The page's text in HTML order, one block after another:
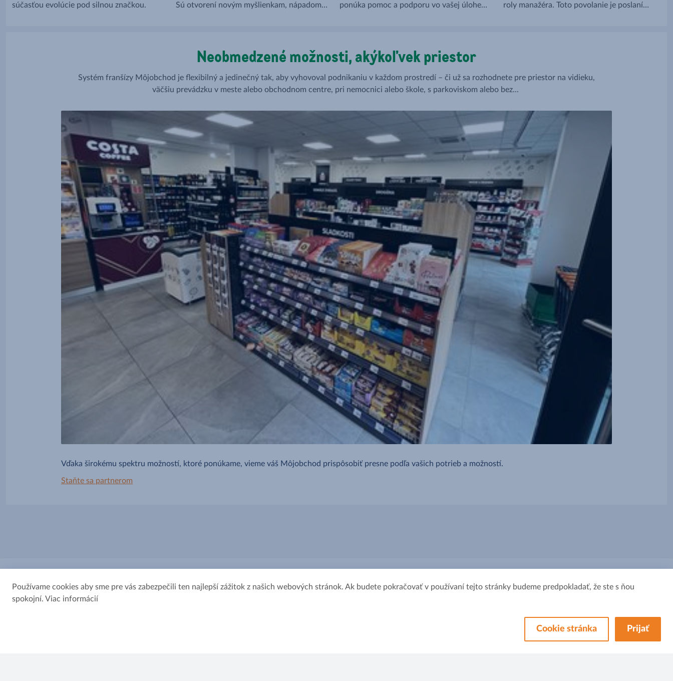
súčasťou evolúcie pod silnou značkou.
Sú otvorení novým myšlienkam, nápadom a
ponúka pomoc a podporu vo vašej úlohe
roly manažéra. Toto povolanie je poslaním
Neobmedzené možnosti, akýkoľvek priestor
Systém franšízy Môjobchod je flexibilný a jedinečný tak, aby vyhovoval podnikaniu v každom prostredí – či už sa rozhodnete pre priestor na vidieku,
väčšiu prevádzku v meste alebo obchodnom centre, pri nemocnici alebo škole, s parkoviskom alebo bez...
Vďaka širokému spektru možností, ktoré ponúkame, vieme váš Môjobchod prispôsobiť presne podľa vašich potrieb a možností.
Staňte sa partnerom
Sledujte nás
Používame cookies aby sme pre vás zabezpečili ten najlepší zážitok z našich webových stránok. Ak budete pokračovať v používaní tejto stránky budeme predpokladať, že ste s ňou
spokojní. Viac informácií
Cookie stránka Prijať